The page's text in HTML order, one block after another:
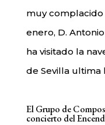
muy
enero, D.
ha visitado la
de Sevilla ultima
El Grupo de
concierto del